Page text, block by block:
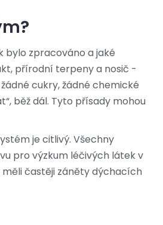
bylo zpracováno a jaké
přírodní terpeny a nosič -
cukry, žádné chemické
běž dál. Tyto přísady mohou
je citlivý. Všechny
pro výzkum léčivých látek v
měli častěji záněty dýchacích